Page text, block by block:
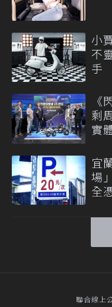
小
不
手
《
剩
實
宜
場
全
聯合線上